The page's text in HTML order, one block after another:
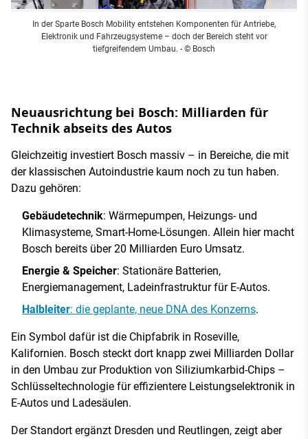
In der Sparte Bosch Mobility entstehen Komponenten für Antriebe,
Elektronik und Fahrzeugsysteme – doch der Bereich steht vor
tiefgreifendem Umbau. - © Bosch
Neuausrichtung bei Bosch: Milliarden für
Technik abseits des Autos
Gleichzeitig investiert Bosch massiv – in Bereiche, die mit
der klassischen Autoindustrie kaum noch zu tun haben.
Dazu gehören:
Gebäudetechnik: Wärmepumpen, Heizungs- und
Klimasysteme, Smart-Home-Lösungen. Allein hier macht
Bosch bereits über 20 Milliarden Euro Umsatz.
Energie & Speicher: Stationäre Batterien,
Energiemanagement, Ladeinfrastruktur für E-Autos.
Halbleiter: die geplante, neue DNA des Konzerns.
Ein Symbol dafür ist die Chipfabrik in Roseville,
Kalifornien. Bosch steckt dort knapp zwei Milliarden Dollar
in den Umbau zur Produktion von Siliziumkarbid-Chips –
Schlüsseltechnologie für effizientere Leistungselektronik in
E-Autos und Ladesäulen.
Der Standort ergänzt Dresden und Reutlingen, zeigt aber